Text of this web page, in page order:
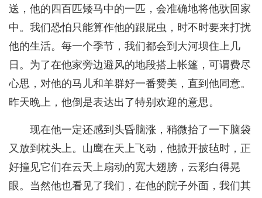
送，他的四百匹矮马中的一匹，会准确地将他驮回家
中。我们恐怕只能算作他的跟屁虫，时不时要来打扰
他的生活。每一个季节，我们都会到大河坝住上几
日。为了在他家旁边避风的地段搭上帐篷，可谓费尽
心思，对他的马儿和羊群好一番赞美，直到他同意。
昨天晚上，他倒是表达出了特别欢迎的意思。
现在他一定还感到头昏脑涨，稍微抬了一下脑袋
又放到枕头上。山鹰在天上飞动，他掀开披毡时，正
好撞见它们在云天上扇动的宽大翅膀，云彩白得晃
眼。当然他也看见了我们，在他的院子外面，我们其